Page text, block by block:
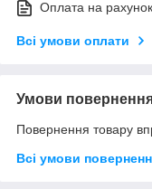
Оплата на рахунок
Всі умови оплати
Умови
Повернення товару
Всі умови